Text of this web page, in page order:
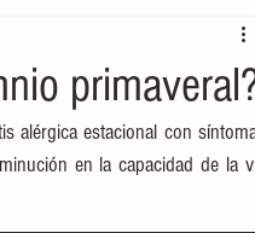
alérgica estacional con
en la capacidad de la